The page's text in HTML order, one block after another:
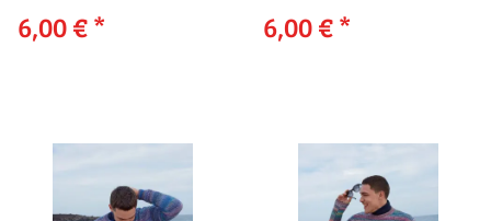
6,00 €* 6,00 €*